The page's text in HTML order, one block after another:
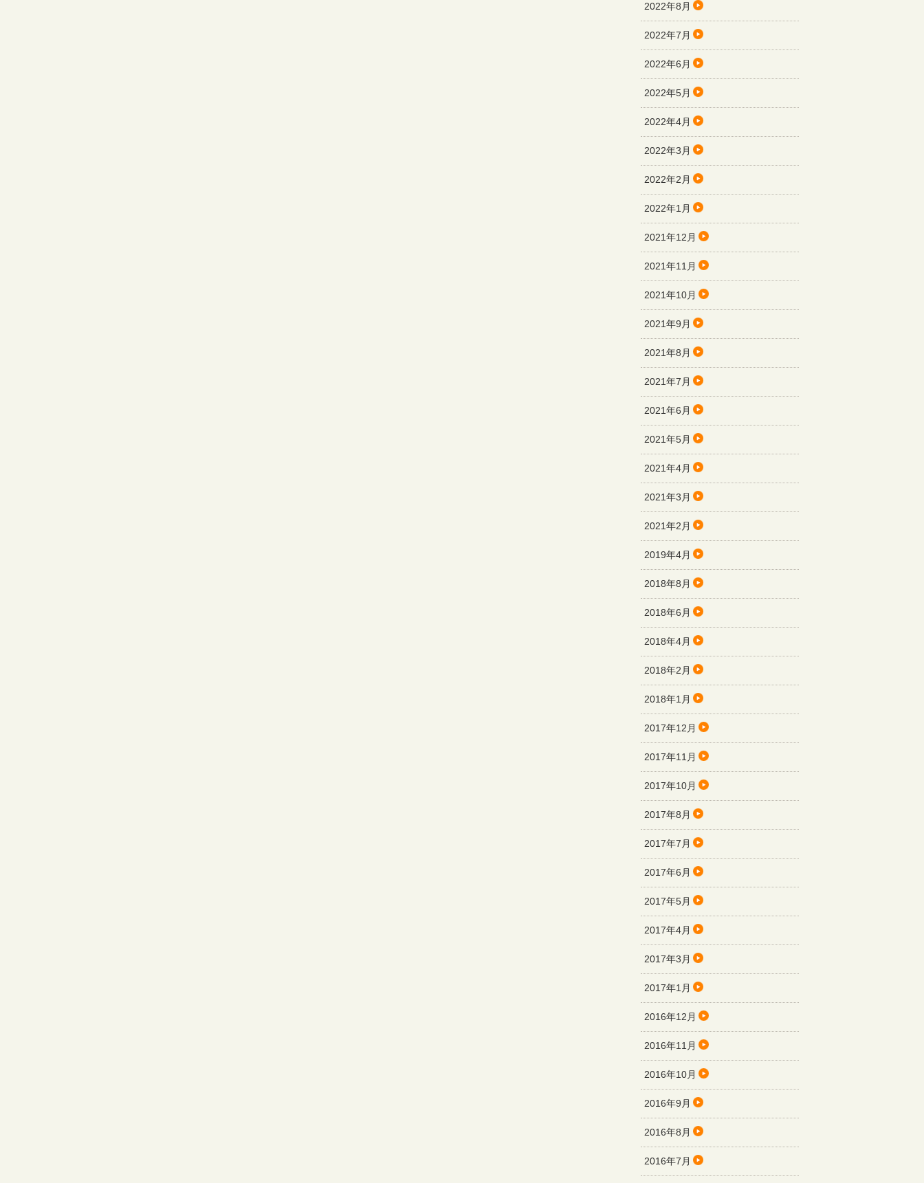
2022年8月
2022年7月
2022年6月
2022年5月
2022年4月
2022年3月
2022年2月
2022年1月
2021年12月
2021年11月
2021年10月
2021年9月
2021年8月
2021年7月
2021年6月
2021年5月
2021年4月
2021年3月
2021年2月
2019年4月
2018年8月
2018年6月
2018年4月
2018年2月
2018年1月
2017年12月
2017年11月
2017年10月
2017年8月
2017年7月
2017年6月
2017年5月
2017年4月
2017年3月
2017年1月
2016年12月
2016年11月
2016年10月
2016年9月
2016年8月
2016年7月